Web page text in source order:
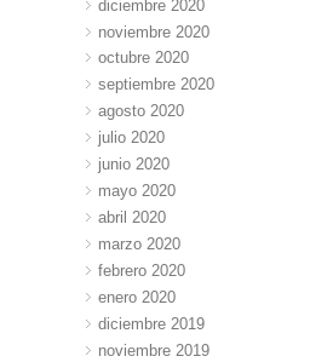
diciembre 2020
noviembre 2020
octubre 2020
septiembre 2020
agosto 2020
julio 2020
junio 2020
mayo 2020
abril 2020
marzo 2020
febrero 2020
enero 2020
diciembre 2019
noviembre 2019